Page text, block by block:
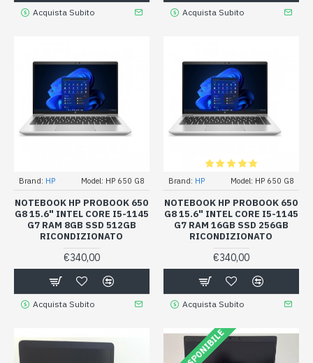
Acquista Subito Acquista Subito
Brand: HP Model: HP 650 G8
NOTEBOOK HP PROBOOK 650
G8 15.6" INTEL CORE I5-1145
G7 RAM 8GB SSD 512GB
RICONDIZIONATO
€340,00
Acquista Subito
Brand: HP Model: HP 650 G8
NOTEBOOK HP PROBOOK 650
G8 15.6" INTEL CORE I5-1145
G7 RAM 16GB SSD 256GB
RICONDIZIONATO
€340,00
Acquista Subito